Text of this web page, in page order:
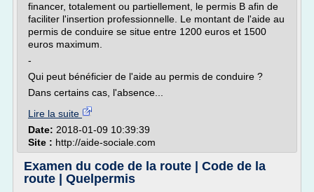
financer, totalement ou partiellement, le permis B afin de
faciliter l'insertion professionnelle. Le montant de l'aide au
permis de conduire se situe entre 1200 euros et 1500
euros maximum.
-
Qui peut bénéficier de l'aide au permis de conduire ?
Dans certains cas, l'absence...
Lire la suite
Date: 2018-01-09 10:39:39
Site : http://aide-sociale.com
Examen du code de la route | Code de la
route | Quelpermis